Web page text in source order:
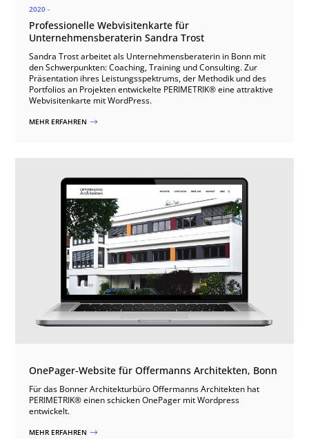
2020 -
Professionelle Webvisitenkarte für
Unternehmensberaterin Sandra Trost
Sandra Trost arbeitet als Unternehmensberaterin in Bonn mit
den Schwerpunkten: Coaching, Training und Consulting. Zur
Präsentation ihres Leistungsspektrums, der Methodik und des
Portfolios an Projekten entwickelte PERIMETRIK® eine attraktive
Webvisitenkarte mit WordPress.
MEHR ERFAHREN $
OnePager-Website für Offermanns Architekten, Bonn
Für das Bonner Architekturbüro Offermanns Architekten hat
PERIMETRIK® einen schicken OnePager mit Wordpress
entwickelt.
MEHR ERFAHREN $